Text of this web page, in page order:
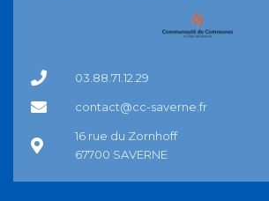
03.88.71.12.29
contact@cc-saverne.fr
16 rue du Zornhoff
67700 SAVERNE